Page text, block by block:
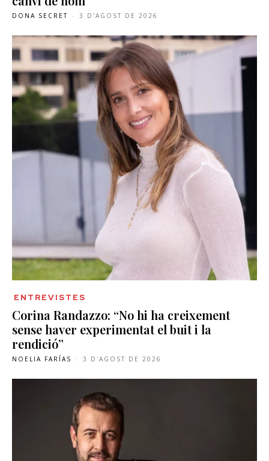
DONA SECRET - 3 D'AGOST DE 2026
ENTREVISTES
Corina Randazzo: “No hi ha creixement
sense haver experimentat el buit i la
rendició”
NOELIA FARÍAS - 3 D'AGOST DE 2026